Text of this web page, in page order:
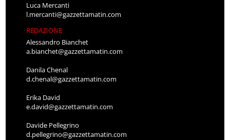
Luca Mercanti
l.mercanti@gazzettamatin.com
REDAZIONE
Alessandro Bianchet
a.bianchet@gazzettamatin.com
Danila Chenal
d.chenal@gazzettamatin.com
Erika David
e.david@gazzettamatin.com
Davide Pellegrino
d.pellegrino@gazzettamatin.com